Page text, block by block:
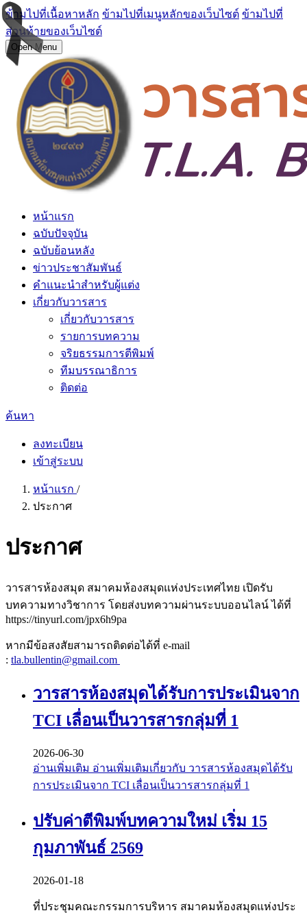
ข้ามไปที่เนื้อหาหลัก ข้ามไปที่เมนูหลักของเว็บไซต์ ข้ามไปที่
ส่วนท้ายของเว็บไซต์
Open Menu
หน้าแรก
ฉบับปัจจุบัน
ฉบับย้อนหลัง
ข่าวประชาสัมพันธ์
คำแนะนำสำหรับผู้แต่ง
เกี่ยวกับวารสาร
เกี่ยวกับวารสาร
รายการบทความ
จริยธรรมการตีพิมพ์
ทีมบรรณาธิการ
ติดต่อ
ค้นหา
ลงทะเบียน
เข้าสู่ระบบ
หน้าแรก /
ประกาศ
ประกาศ
วารสารห้องสมุด สมาคมห้องสมุดแห่งประเทศไทย เปิดรับ
บทความทางวิชาการ โดยส่งบทความผ่านระบบออนไลน์ ได้ที่
https://tinyurl.com/jpx6h9pa
หากมีข้อสงสัยสามารถติดต่อได้ที่ e-mail
: tla.bullentin@gmail.com
วารสารห้องสมุดได้รับการประเมินจาก
TCI เลื่อนเป็นวารสารกลุ่มที่ 1
2026-06-30
อ่านเพิ่มเติม อ่านเพิ่มเติมเกี่ยวกับ วารสารห้องสมุดได้รับ
การประเมินจาก TCI เลื่อนเป็นวารสารกลุ่มที่ 1
ปรับค่าตีพิมพ์บทความใหม่ เริ่ม 15
กุมภาพันธ์ 2569
2026-01-18
ที่ประชุมคณะกรรมการบริหาร สมาคมห้องสมุดแห่งประ